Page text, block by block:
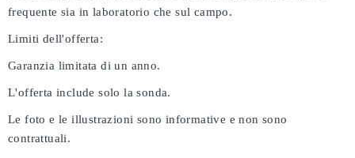
frequente sia in laboratorio che sul campo.
Limiti dell'offerta:
Garanzia limitata di un anno.
L'offerta include solo la sonda.
Le foto e le illustrazioni sono informative e non sono
contrattuali.